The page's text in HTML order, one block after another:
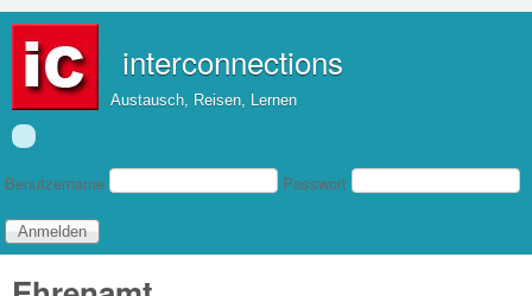
interconnections
Austausch, Reisen, Lernen
Benutzeranmeldung
Benutzername Passwort